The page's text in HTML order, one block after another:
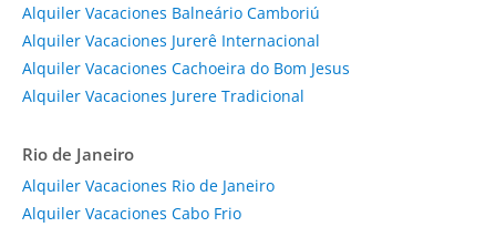
Alquiler Vacaciones Balneário Camboriú
Alquiler Vacaciones Jurerê Internacional
Alquiler Vacaciones Cachoeira do Bom Jesus
Alquiler Vacaciones Jurere Tradicional
Rio de Janeiro
Alquiler Vacaciones Rio de Janeiro
Alquiler Vacaciones Cabo Frio